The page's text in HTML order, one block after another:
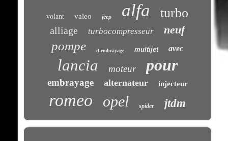
volant valeo jeep alfa turbo
alliage turbocompresseur neuf
pompe d'embrayage multijet avec
lancia moteur pour
embrayage alternateur injecteur
romeo opel spider jtdm